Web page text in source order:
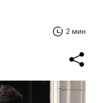
2 мин